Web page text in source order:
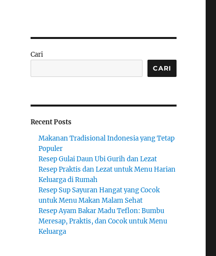
Cari
CARI
Recent Posts
Makanan Tradisional Indonesia yang Tetap
Populer
Resep Gulai Daun Ubi Gurih dan Lezat
Resep Praktis dan Lezat untuk Menu Harian
Keluarga di Rumah
Resep Sup Sayuran Hangat yang Cocok
untuk Menu Makan Malam Sehat
Resep Ayam Bakar Madu Teflon: Bumbu
Meresap, Praktis, dan Cocok untuk Menu
Keluarga